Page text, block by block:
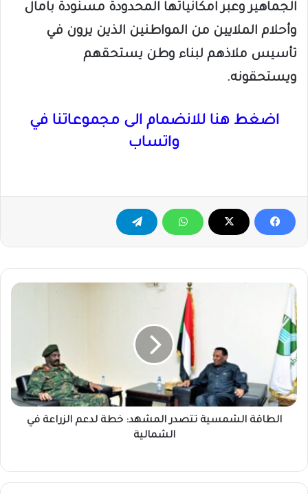
الجماهير وعبر امكانياتها المحدودة مسنودة بامال
وأحلام الملايين من المواطنين الذين يرون في
تأسيس ملاذهم لبناء وطن يستحقهم
ويستحقونه.
اضغط هنا للانضمام الى مجموعاتنا في
واتساب
الطاقة
الشمسية
تتصدر
المشهد:
خطة
لدعم
الزراعة
في
الشمالية
الطاقة الشمسية تتصدر المشهد: خطة لدعم الزراعة في
الشمالية